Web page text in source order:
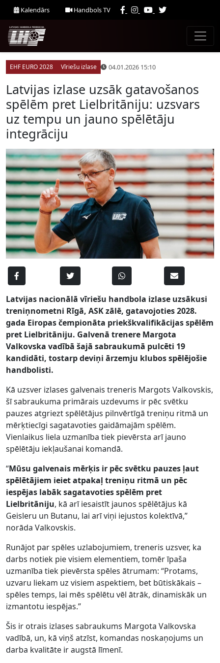
Kalendārs Handbols TV
EHF EURO 2028 Vīriešu izlase 04.01.2026 15:10
Latvijas izlase uzsāk gatavošanos
spēlēm pret Lielbritāniju: uzsvars
uz tempu un jauno spēlētāju
integrāciju
Latvijas nacionālā vīriešu handbola izlase uzsākusi
treniņnometni Rīgā, ASK zālē, gatavojoties 2028.
gada Eiropas čempionāta priekškvalifikācijas spēlēm
pret Lielbritāniju. Galvenā trenere Margota
Valkovska vadībā šajā sabraukumā pulcēti 19
kandidāti, tostarp deviņi ārzemju klubos spēlējošie
handbolisti.
Kā uzsver izlases galvenais treneris Margots Valkovskis,
šī sabraukuma primārais uzdevums ir pēc svētku
pauzes atgriezt spēlētājus pilnvērtīgā treniņu ritmā un
mērķtiecīgi sagatavoties gaidāmajām spēlēm.
Vienlaikus liela uzmanība tiek pievērsta arī jauno
spēlētāju iekļaušanai komandā.
“Mūsu galvenais mērķis ir pēc svētku pauzes ļaut
spēlētājiem ieiet atpakaļ treniņu ritmā un pēc
iespējas labāk sagatavoties spēlēm pret
Lielbritāniju, kā arī iesaistīt jaunos spēlētājus kā
Geisleru un Butanu, lai arī viņi iejustos kolektīvā,”
norāda Valkovskis.
Runājot par spēles uzlabojumiem, treneris uzsver, ka
darbs notiek pie visiem elementiem, tomēr īpaša
uzmanība tiek pievērsta spēles ātrumam: “Protams,
uzvaru liekam uz visiem aspektiem, bet būtiskākais –
spēles temps, lai mēs spēlētu vēl ātrāk, dinamiskāk un
izmantotu iespējas.”
Šis ir otrais izlases sabraukums Margota Valkovska
vadībā, un, kā viņš atzīst, komandas noskaņojums un
darba kvalitāte ir augstā līmenī.